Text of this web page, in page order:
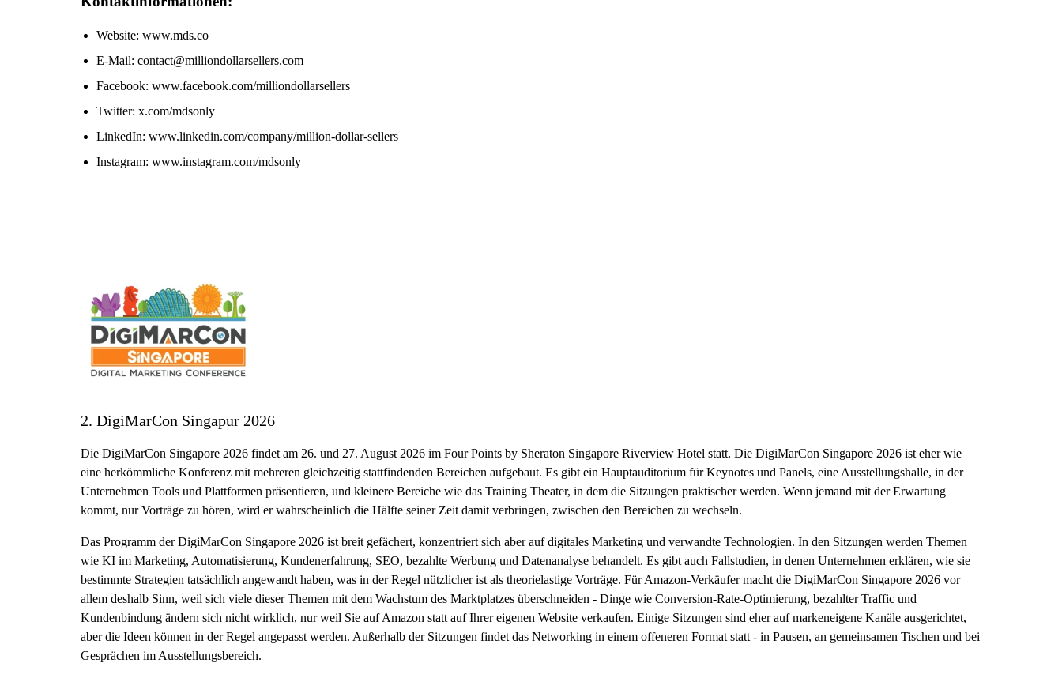
Website: www.mds.co
E-Mail: contact@milliondollarsellers.com
Facebook: www.facebook.com/milliondollarsellers
Twitter: x.com/mdsonly
LinkedIn: www.linkedin.com/company/million-dollar-sellers
Instagram: www.instagram.com/mdsonly
2. DigiMarCon Singapur 2026
Die DigiMarCon Singapore 2026 findet am 26. und 27. August 2026 im Four Points by Sheraton Singapore Riverview Hotel statt. Die DigiMarCon Singapore 2026 ist eher wie
eine herkömmliche Konferenz mit mehreren gleichzeitig stattfindenden Bereichen aufgebaut. Es gibt ein Hauptauditorium für Keynotes und Panels, eine Ausstellungshalle, in der
Unternehmen Tools und Plattformen präsentieren, und kleinere Bereiche wie das Training Theater, in dem die Sitzungen praktischer werden. Wenn jemand mit der Erwartung
kommt, nur Vorträge zu hören, wird er wahrscheinlich die Hälfte seiner Zeit damit verbringen, zwischen den Bereichen zu wechseln.
Das Programm der DigiMarCon Singapore 2026 ist breit gefächert, konzentriert sich aber auf digitales Marketing und verwandte Technologien. In den Sitzungen werden Themen
wie KI im Marketing, Automatisierung, Kundenerfahrung, SEO, bezahlte Werbung und Datenanalyse behandelt. Es gibt auch Fallstudien, in denen Unternehmen erklären, wie sie
bestimmte Strategien tatsächlich angewandt haben, was in der Regel nützlicher ist als theorielastige Vorträge. Für Amazon-Verkäufer macht die DigiMarCon Singapore 2026 vor
allem deshalb Sinn, weil sich viele dieser Themen mit dem Wachstum des Marktplatzes überschneiden - Dinge wie Conversion-Rate-Optimierung, bezahlter Traffic und
Kundenbindung ändern sich nicht wirklich, nur weil Sie auf Amazon statt auf Ihrer eigenen Website verkaufen. Einige Sitzungen sind eher auf markeneigene Kanäle ausgerichtet,
aber die Ideen können in der Regel angepasst werden. Außerhalb der Sitzungen findet das Networking in einem offeneren Format statt - in Pausen, an gemeinsamen Tischen und bei
Gesprächen im Ausstellungsbereich.